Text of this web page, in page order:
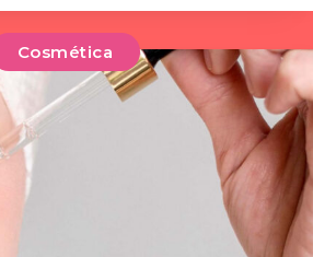
Cosmética